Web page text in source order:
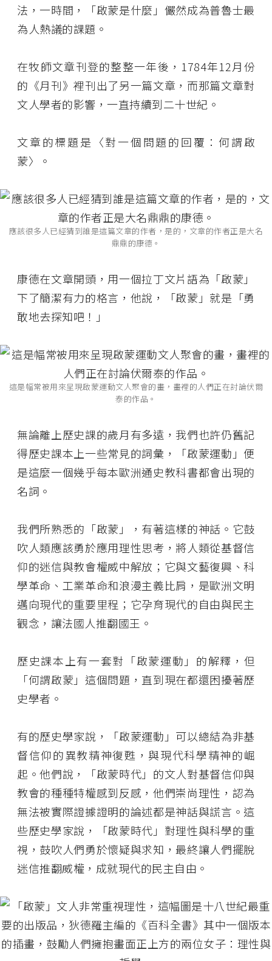
法，一時間，「啟蒙是什麼」儼然成為普魯士最
為人熱議的課題。
在牧師文章刊登的整整一年後，1784年12月份
的《月刊》裡刊出了另一篇文章，而那篇文章對
文人學者的影響，一直持續到二十世紀。
文章的標題是〈對一個問題的回覆：何謂啟
蒙〉。
應該很多人已經猜到誰是這篇文章的作者，是的，文章的作者正是大名
鼎鼎的康德。
康德在文章開頭，用一個拉丁文片語為「啟蒙」
下了簡潔有力的格言，他說，「啟蒙」就是「勇
敢地去探知吧！」
這是幅常被用來呈現啟蒙運動文人聚會的畫，畫裡的人們正在討論伏爾
泰的作品。
無論離上歷史課的歲月有多遠，我們也許仍舊記
得歷史課本上一些常見的詞彙，「啟蒙運動」便
是這麼一個幾乎每本歐洲通史教科書都會出現的
名詞。
我們所熟悉的「啟蒙」，有著這樣的神話。它鼓
吹人類應該勇於應用理性思考，將人類從基督信
仰的迷信與教會權威中解放；它與文藝復興、科
學革命、工業革命和浪漫主義比肩，是歐洲文明
邁向現代的重要里程；它孕育現代的自由與民主
觀念，讓法國人推翻國王。
歷史課本上有一套對「啟蒙運動」的解釋，但
「何謂啟蒙」這個問題，直到現在都還困擾著歷
史學者。
有的歷史學家說，「啟蒙運動」可以總結為非基
督信仰的異教精神復甦，與現代科學精神的崛
起。他們說，「啟蒙時代」的文人對基督信仰與
教會的種種特權感到反感，他們崇尚理性，認為
無法被實際證據證明的論述都是神話與謊言。這
些歷史學家說，「啟蒙時代」對理性與科學的重
視，鼓吹人們勇於懷疑與求知，最終讓人們擺脫
迷信推翻威權，成就現代的民主自由。